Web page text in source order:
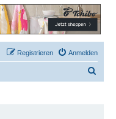
Anmelden
Registrieren